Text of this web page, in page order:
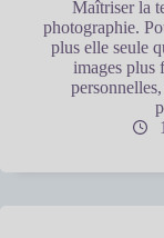
Maîtriser la
photographie.
plus elle seule
images plus